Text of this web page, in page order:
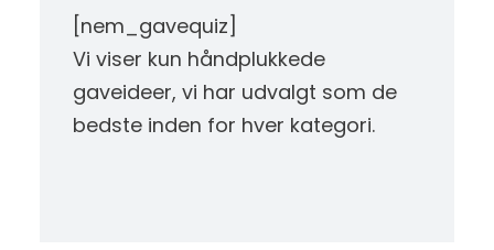
[nem_gavequiz]
Vi viser kun håndplukkede
gaveideer, vi har udvalgt som de
bedste inden for hver kategori.